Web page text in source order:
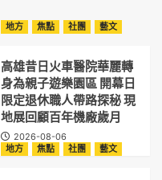
地方 焦點 社團 藝文
高雄昔日火車醫院華麗轉
身為親子遊樂園區 開幕日
限定退休職人帶路探秘 現
地展回顧百年機廠歲月
2026-08-06
地方 焦點 社團 藝文